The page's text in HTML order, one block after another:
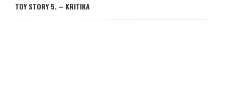
TOY STORY 5. – KRITIKA